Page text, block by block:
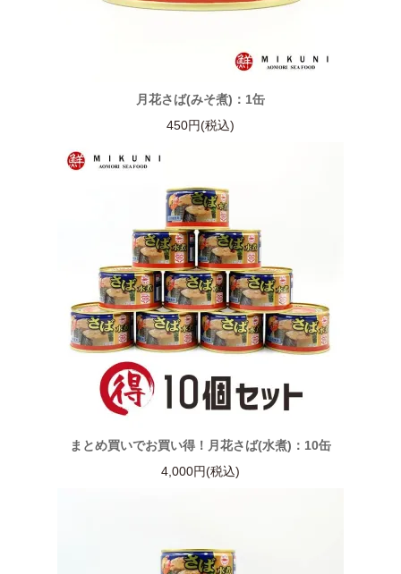
月花さば(みそ煮)：1缶
450円(税込)
まとめ買いでお買い得！月花さば(水煮)：10缶
4,000円(税込)